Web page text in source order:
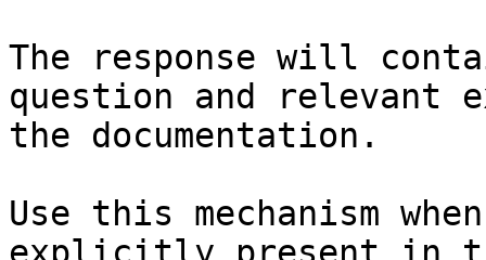
The response will
question and relevant
the documentation.
Use this mechanism